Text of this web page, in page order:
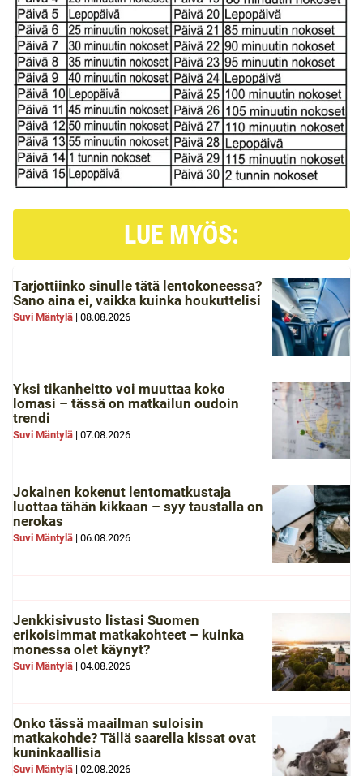
LUE MYÖS:
Tarjottiinko sinulle tätä lentokoneessa?
Sano aina ei, vaikka kuinka houkuttelisi
Suvi Mäntylä | 08.08.2026
Yksi tikanheitto voi muuttaa koko
lomasi – tässä on matkailun oudoin
trendi
Suvi Mäntylä | 07.08.2026
Jokainen kokenut lentomatkustaja
luottaa tähän kikkaan – syy taustalla on
nerokas
Suvi Mäntylä | 06.08.2026
Jenkkisivusto listasi Suomen
erikoisimmat matkakohteet – kuinka
monessa olet käynyt?
Suvi Mäntylä | 04.08.2026
Onko tässä maailman suloisin
matkakohde? Tällä saarella kissat ovat
kuninkaallisia
Suvi Mäntylä | 02.08.2026